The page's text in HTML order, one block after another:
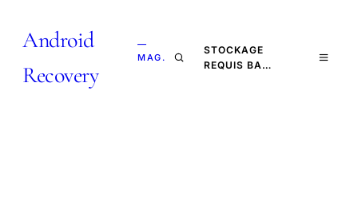
Android
Recovery
—
MAG.
STOCKAGE
REQUIS BA…